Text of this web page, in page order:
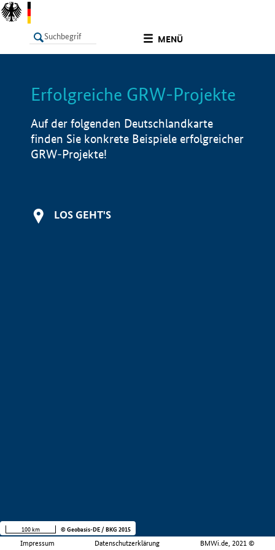
MENÜ
LISTE Info
Erfolgreiche GRW-Projekte
Auf der folgenden Deutschlandkarte
finden Sie konkrete Beispiele erfolgreicher
GRW-Projekte!
LOS GEHT'S
Impressum Datenschutzerklärung BMWi.de, 2021 ©
100 km © Geobasis-DE / BKG 2015